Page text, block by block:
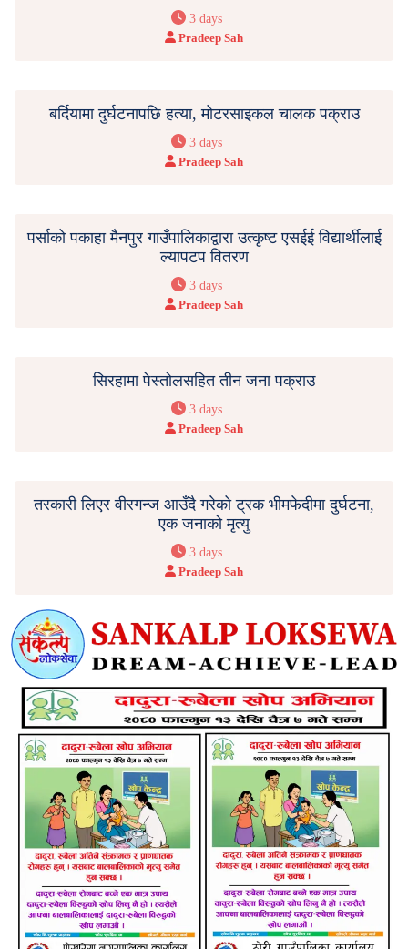
3 days
Pradeep Sah
बर्दियामा दुर्घटनापछि हत्या, मोटरसाइकल चालक पक्राउ
3 days
Pradeep Sah
पर्साको पकाहा मैनपुर गाउँपालिकाद्वारा उत्कृष्ट एसईई विद्यार्थीलाई
ल्यापटप वितरण
3 days
Pradeep Sah
सिरहामा पेस्तोलसहित तीन जना पक्राउ
3 days
Pradeep Sah
तरकारी लिएर वीरगन्ज आउँदै गरेको ट्रक भीमफेदीमा दुर्घटना,
एक जनाको मृत्यु
3 days
Pradeep Sah